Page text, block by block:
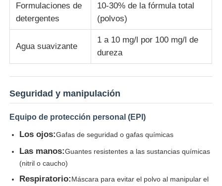
Formulaciones de
detergentes
10-30% de la fórmula total
(polvos)
Agua suavizante
1 a 10 mg/l por 100 mg/l de
dureza
Seguridad y manipulación
Equipo de protección personal (EPI)
Los ojos:Gafas de seguridad o gafas químicas
Las manos:Guantes resistentes a las sustancias químicas
(nitril o caucho)
Respiratorio:Máscara para evitar el polvo al manipular el